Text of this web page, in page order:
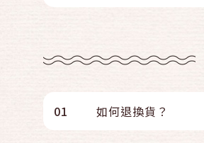
01 如何退換貨？